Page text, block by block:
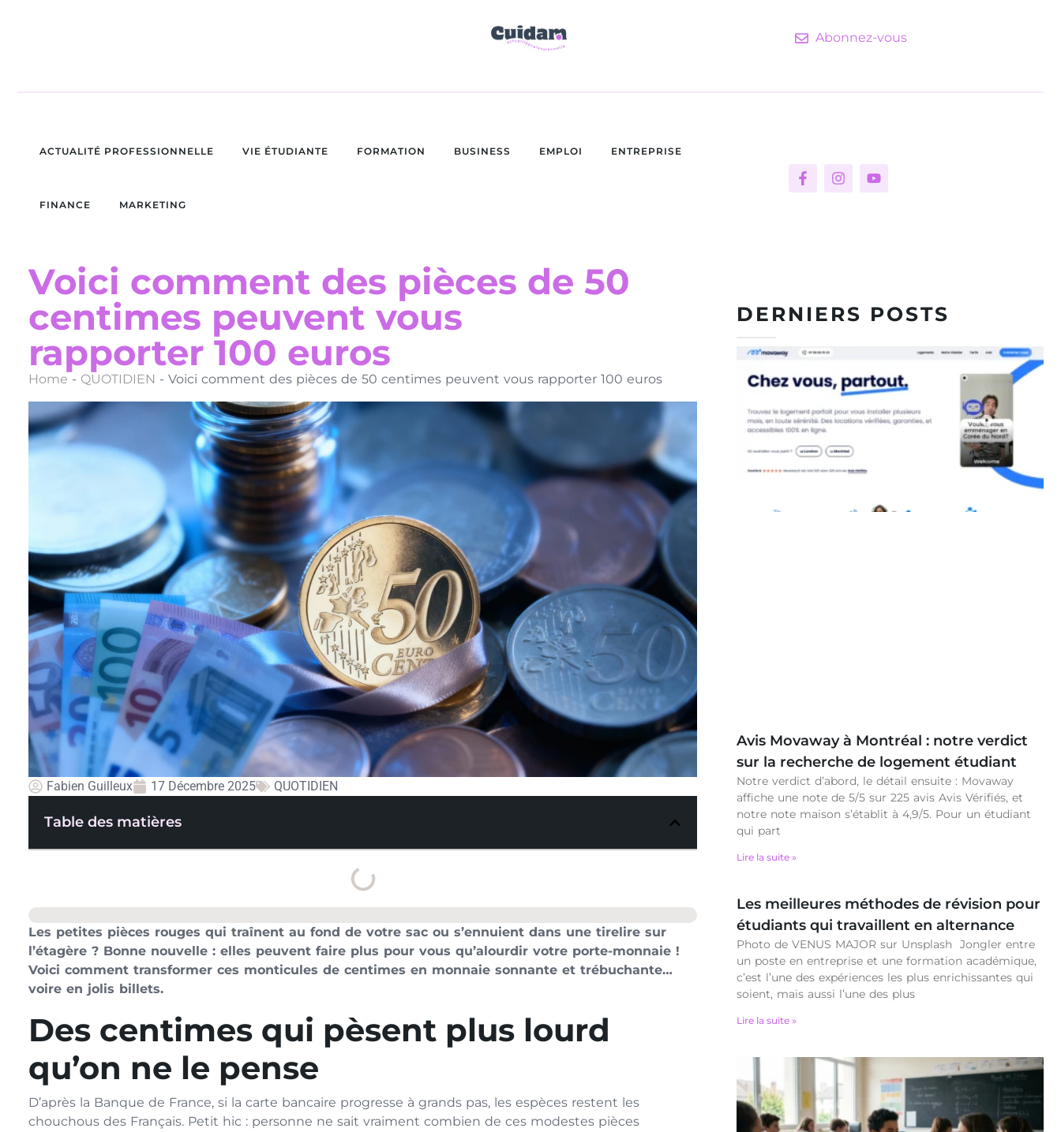
Abonnez-vous
ACTUALITÉ PROFESSIONNELLE VIE ÉTUDIANTE FORMATION BUSINESS EMPLOI ENTREPRISE
FINANCE MARKETING
DERNIERS POSTS
Avis Movaway à Montréal : notre verdict
sur la recherche de logement étudiant
Notre verdict d’abord, le détail ensuite : Movaway
affiche une note de 5/5 sur 225 avis Avis Vérifiés, et
notre note maison s’établit à 4,9/5. Pour un étudiant
qui part
Lire la suite »
Les meilleures méthodes de révision pour
étudiants qui travaillent en alternance
Photo de VENUS MAJOR sur Unsplash Jongler entre
un poste en entreprise et une formation académique,
c’est l’une des expériences les plus enrichissantes qui
soient, mais aussi l’une des plus
Lire la suite »
Voici comment des pièces de 50
centimes peuvent vous
rapporter 100 euros
Home - QUOTIDIEN -Voici comment des pièces de 50 centimes peuvent vous rapporter 100 euros
Fabien Guilleux 17 Décembre 2025 QUOTIDIEN
Table des matières
Les petites pièces rouges qui traînent au fond de votre sac ou s’ennuient dans une tirelire sur
l’étagère ? Bonne nouvelle : elles peuvent faire plus pour vous qu’alourdir votre porte-monnaie !
Voici comment transformer ces monticules de centimes en monnaie sonnante et trébuchante…
voire en jolis billets.
Des centimes qui pèsent plus lourd
qu’on ne le pense
D’après la Banque de France, si la carte bancaire progresse à grands pas, les espèces restent les
chouchous des Français. Petit hic : personne ne sait vraiment combien de ces modestes pièces